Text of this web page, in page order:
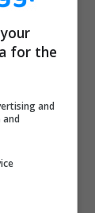
sia
il
evitare
for the
and